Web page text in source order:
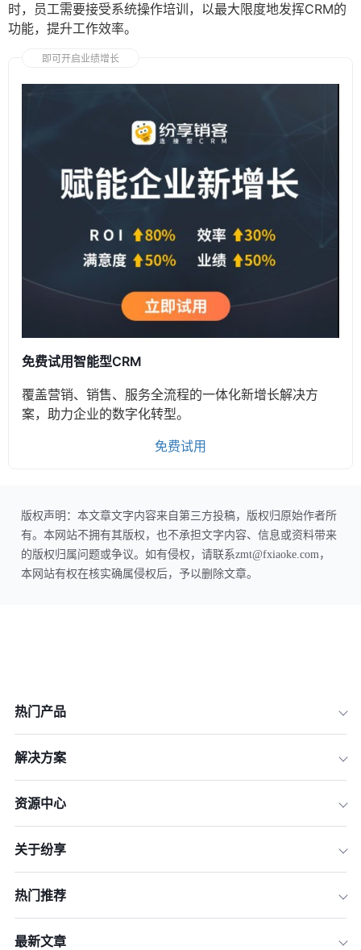
时，员工需要接受系统操作培训，以最大限度地发挥CRM的
功能，提升工作效率。
即可开启业绩增长
免费试用智能型CRM
覆盖营销、销售、服务全流程的一体化新增长解决方
案，助力企业的数字化转型。
免费试用
版权声明：本文章文字内容来自第三方投稿，版权归原始作者所
有。本网站不拥有其版权，也不承担文字内容、信息或资料带来
的版权归属问题或争议。如有侵权，请联系zmt@fxiaoke.com，
本网站有权在核实确属侵权后，予以删除文章。
热门产品
解决方案
资源中心
关于纷享
热门推荐
最新文章